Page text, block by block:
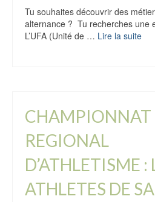
Tu souhaites découvrir des
alternance ? Tu recherches une
L’UFA (Unité de … Lire la suite
CHAMPIONNAT
REGIONAL
D’ATHLETISME :
ATHLETES DE